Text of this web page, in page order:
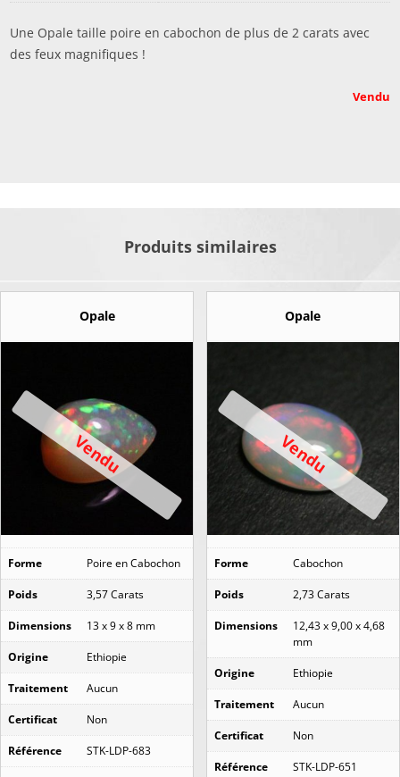
Une Opale taille poire en cabochon de plus de 2 carats avec
des feux magnifiques !
Vendu
Produits similaires
Opale
Vendu
Forme Poire en Cabochon
Poids 3,57 Carats
Dimensions 13 x 9 x 8 mm
Origine Ethiopie
Traitement Aucun
Certificat Non
Référence STK-LDP-683
Opale
Vendu
Forme Cabochon
Poids 2,73 Carats
Dimensions
12,43 x 9,00 x 4,68
mm
Origine Ethiopie
Traitement Aucun
Certificat Non
Référence STK-LDP-651